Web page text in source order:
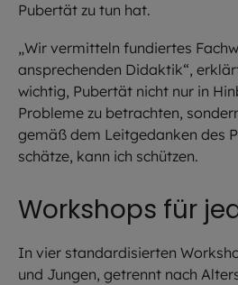
Pubertät zu tun hat.
„Wir vermitteln fundiertes
ansprechenden Didaktik“,
wichtig, Pubertät nicht nur in
Probleme zu betrachten,
gemäß dem Leitgedanken des
schätze, kann ich schützen.
Workshops für
In vier standardisierten
und Jungen, getrennt nach